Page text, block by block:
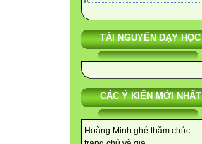
TÀI NGUYÊN DẠY HỌC
CÁC Ý KIẾN MỚI NHẤT
Hoàng Minh ghé thăm chúc